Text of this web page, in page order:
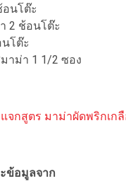
อนโต๊ะ
2 ช้อนโต๊ะ
โต๊ะ
าม่า 1 1/2 ซอง
แจกสูตร มาม่าผัดพริกเก
ข้อมูลจาก